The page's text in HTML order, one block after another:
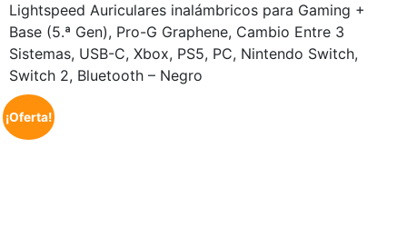
Lightspeed Auriculares inalámbricos para Gaming +
Base (5.ª Gen), Pro-G Graphene, Cambio Entre 3
Sistemas, USB-C, Xbox, PS5, PC, Nintendo Switch,
Switch 2, Bluetooth – Negro
¡Oferta!